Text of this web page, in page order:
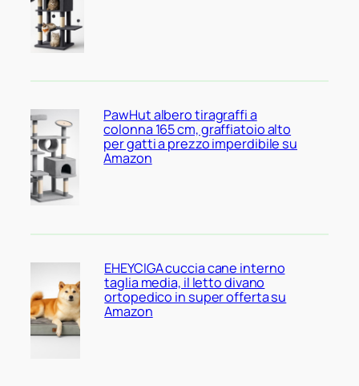
PawHut albero tiragraffi a
colonna 165 cm, graffiatoio alto
per gatti a prezzo imperdibile su
Amazon
EHEYCIGA cuccia cane interno
taglia media, il letto divano
ortopedico in super offerta su
Amazon